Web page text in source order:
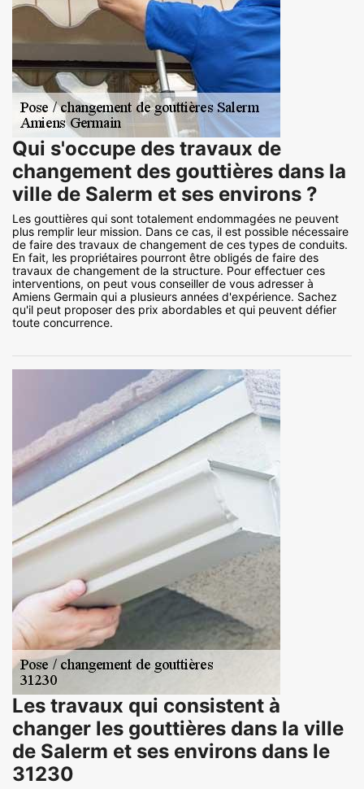
Qui s'occupe des travaux de
changement des gouttières dans la
ville de Salerm et ses environs ?
Les gouttières qui sont totalement endommagées ne peuvent
plus remplir leur mission. Dans ce cas, il est possible nécessaire
de faire des travaux de changement de ces types de conduits.
En fait, les propriétaires pourront être obligés de faire des
travaux de changement de la structure. Pour effectuer ces
interventions, on peut vous conseiller de vous adresser à
Amiens Germain qui a plusieurs années d'expérience. Sachez
qu'il peut proposer des prix abordables et qui peuvent défier
toute concurrence.
Les travaux qui consistent à
changer les gouttières dans la ville
de Salerm et ses environs dans le
31230